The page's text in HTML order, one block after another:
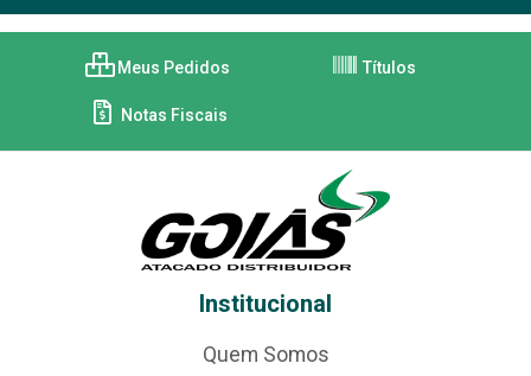
Meus Pedidos Títulos
Notas Fiscais
Institucional
Quem Somos